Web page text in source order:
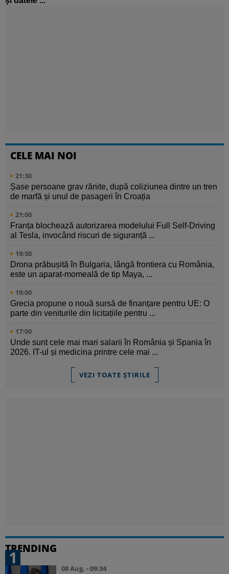
CELE MAI NOI
21:30
Șase persoane grav rănite, după coliziunea dintre un tren
de marfă și unul de pasageri în Croația
21:00
Franța blochează autorizarea modelului Full Self-Driving
al Tesla, invocând riscuri de siguranță ...
19:50
Drona prăbușită în Bulgaria, lângă frontiera cu România,
este un aparat-momeală de tip Maya, ...
19:00
Grecia propune o nouă sursă de finanțare pentru UE: O
parte din veniturile din licitațiile pentru ...
17:00
Unde sunt cele mai mari salarii în România și Spania în
2026. IT-ul și medicina printre cele mai ...
VEZI TOATE ȘTIRILE
TRENDING
1
08 Aug. - 09:34